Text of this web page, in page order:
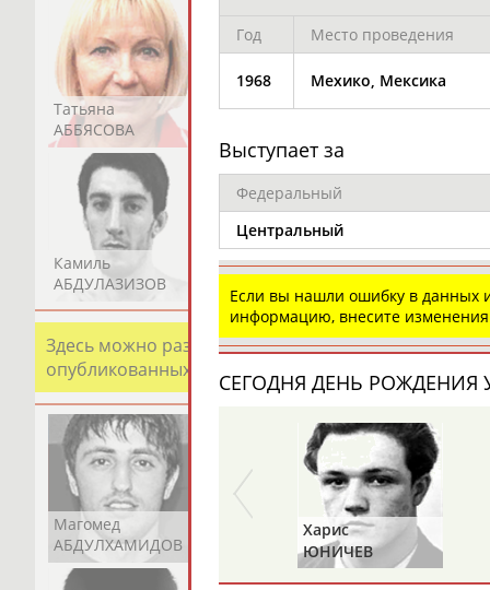
Татьяна
АББЯСОВА
Акжана
Артур
Камиль
АБДУЛАЗИЗОВ
Загалав
Камалудин
Здесь можно разместить информацию о хорошо
опубликованных записях. Страна должна знать
Магомед
АБДУЛХАМИДОВ
Шамиль
АБДУРАХМАНОВ
Адлан
АБДУРАШИДОВ
Год Место проведения
1968 Мехико, Мексика
Выступает за
Федеральный
Центральный
Если вы нашли ошибку в данных
информацию, внесите изменения
СЕГОДНЯ ДЕНЬ РОЖДЕНИЯ
Харис
ЮНИЧЕВ